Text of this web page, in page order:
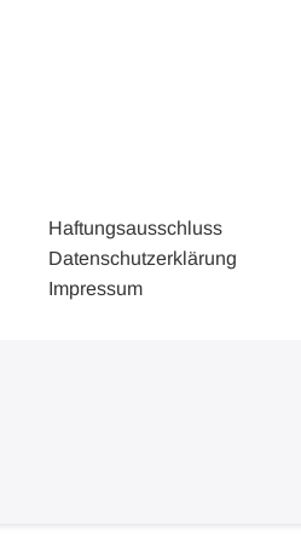
Haftungsausschluss
Datenschutzerklärung
Impressum